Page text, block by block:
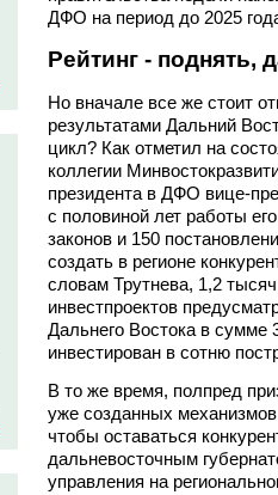
ДФО на период до 2025
Рейтинг - поднять,
Но вначале все же стоит
результатами Дальний
цикл? Как отметил на
коллегии
президента в ДФО вице-
с половиной лет работы
законов и 150
создать в регионе
словам Трутнева, 1,2
инвестпроектов
Дальнего Востока в сумме
инвестирован в сотню
В то же время, полпред
уже созданных
чтобы оставаться
дальневосточным
управления на